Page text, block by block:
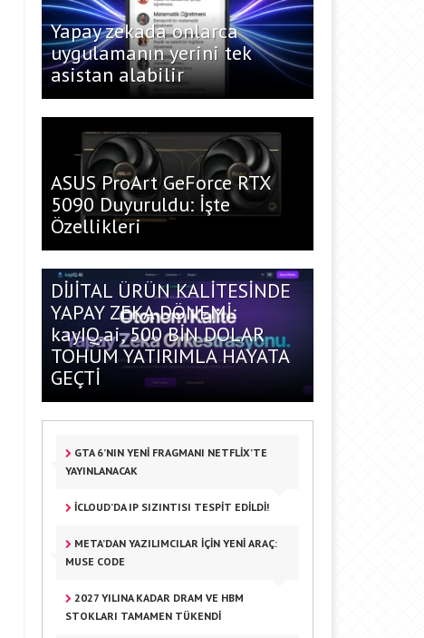
Yapay zekada onlarca
uygulamanın yerini tek
asistan alabilir
ASUS ProArt GeForce RTX
5090 Duyuruldu: İşte
Özellikleri
DİJİTAL ÜRÜN KALİTESİNDE
YAPAY ZEKA DÖNEMİ:
kayIQ.ai, 500 BİN DOLAR
TOHUM YATIRIMLA HAYATA
GEÇTİ
GTA 6’NIN YENI FRAGMANI NETFLIX’TE
YAYINLANACAK
ICLOUD’DA IP SIZINTISI TESPIT EDILDI!
META’DAN YAZILIMCILAR IÇIN YENI ARAÇ:
MUSE CODE
2027 YILINA KADAR DRAM VE HBM
STOKLARI TAMAMEN TÜKENDI